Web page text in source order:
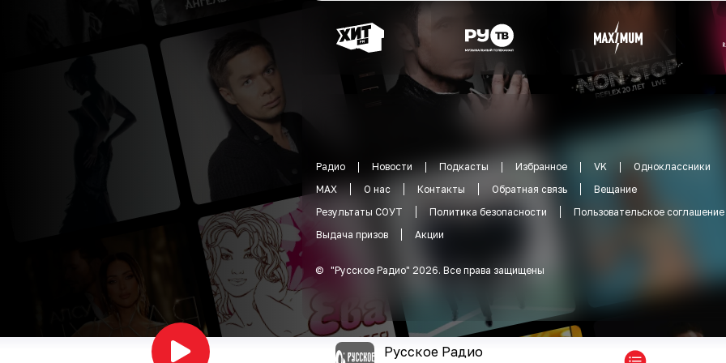
Радио Новости Подкасты Избранное VK
Одноклассники
MAX
О нас Контакты Обратная связь
Вещание
Результаты СОУТ
Политика безопасности
Пользовательское соглашение
Выдача призов
Акции
© "Русское Радио" 2026. Все права защищены
Русское Радио